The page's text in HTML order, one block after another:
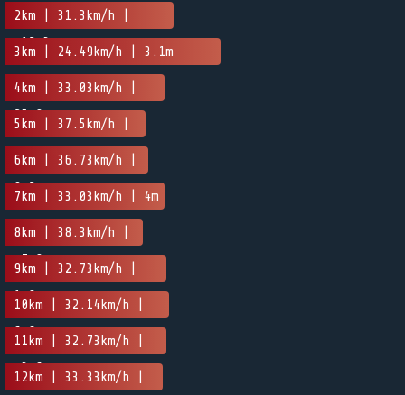
2km | 31.3km/h |
-12.3m
3km | 24.49km/h | 3.1m
4km | 33.03km/h |
25.8m
5km | 37.5km/h |
-28.4m
6km | 36.73km/h |
0.2m
7km | 33.03km/h | 4m
8km | 38.3km/h |
-7.8m
9km | 32.73km/h |
1.8m
10km | 32.14km/h |
6.6m
11km | 32.73km/h |
-3.6m
12km | 33.33km/h |